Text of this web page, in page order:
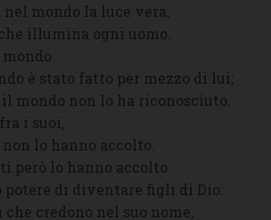
mondo la luce vera,
illumina ogni uomo.
è stato fatto per mezzo di lui;
mondo non lo ha riconosciuto.
i suoi,
lo hanno accolto.
però lo hanno accolto
potere di diventare figli di Dio:
credono nel suo nome,